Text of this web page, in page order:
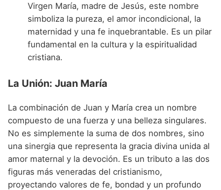
Virgen María, madre de Jesús, este nombre
simboliza la pureza, el amor incondicional, la
maternidad y una fe inquebrantable. Es un pilar
fundamental en la cultura y la espiritualidad
cristiana.
La Unión: Juan María
La combinación de Juan y María crea un nombre
compuesto de una fuerza y una belleza singulares.
No es simplemente la suma de dos nombres, sino
una sinergia que representa la gracia divina unida al
amor maternal y la devoción. Es un tributo a las dos
figuras más veneradas del cristianismo,
proyectando valores de fe, bondad y un profundo